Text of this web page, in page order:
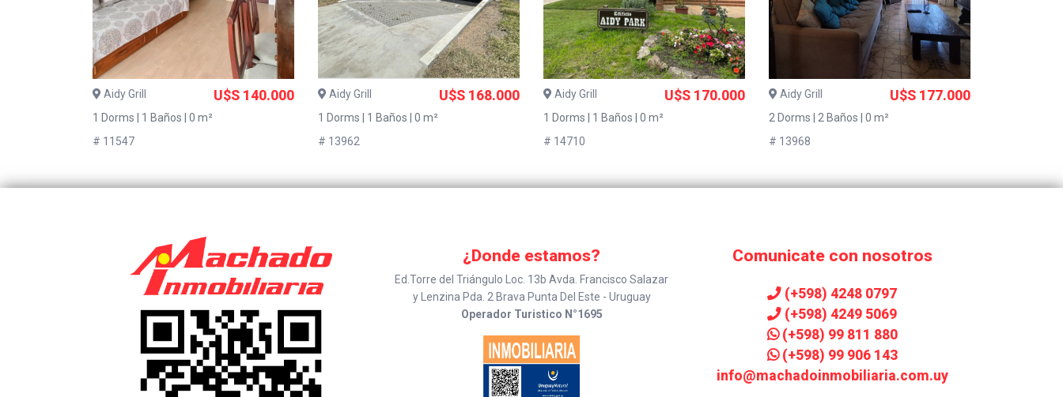
Aidy Grill U$S 140.000
1 Dorms | 1 Baños | 0 m²
# 11547
Aidy Grill U$S 168.000
1 Dorms | 1 Baños | 0 m²
# 13962
Aidy Grill U$S 170.000
1 Dorms | 1 Baños | 0 m²
# 14710
Aidy Grill U$S 177.000
2 Dorms | 2 Baños | 0 m²
# 13968
¿Donde estamos?
Ed.Torre del Triángulo Loc. 13b Avda. Francisco Salazar
y Lenzina Pda. 2 Brava Punta Del Este - Uruguay
Operador Turistico N°1695
Comunicate con nosotros
(+598) 4248 0797
(+598) 4249 5069
(+598) 99 811 880
(+598) 99 906 143
info@machadoinmobiliaria.com.uy